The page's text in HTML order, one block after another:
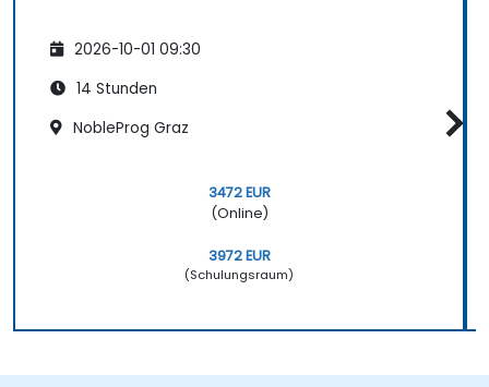
2026-10-01 09:30
14 Stunden
NobleProg Graz
3472 EUR
(Online)
3972 EUR
(Schulungsraum)